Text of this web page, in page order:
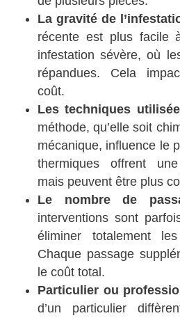
La gravité de
récente est plus facile
infestation sévère, où
répandues. Cela
coût.
Les techniques
méthode, qu’elle soit
mécanique, influence le
thermiques offrent
mais peuvent être plus
Le nombre de
interventions sont
éliminer totalement
Chaque passage
le coût total.
Particulier ou
d’un particulier